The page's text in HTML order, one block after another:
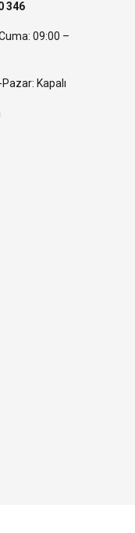
346
09:00 –
Kapalı